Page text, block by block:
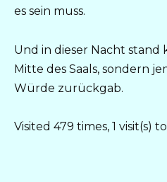
es sein muss.
Und in dieser Nacht
Mitte des Saals, sondern
Würde zurückgab.
Visited 479 times, 1 visit(s)